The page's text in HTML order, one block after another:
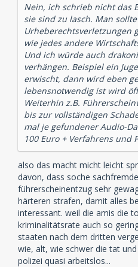
Nein, ich schrieb nicht das
sie sind zu lasch. Man sollte
Urheberechtsverletzungen
wie jedes andere
Und ich würde auch
verhängen. Beispiel ein
erwischt, dann wird eben
lebensnotwendig ist wird
Weiterhin z.B.
bis zur vollständigen
mal je gefundener Audio-
100 Euro + Verfahrens und
also das macht micht leicht
davon, dass soche
führerscheinentzug sehr
härteren strafen, damit alles
interessant. weil die amis die
kriminalitätsrate auch so
staaten nach dem dritten
wie, alt, wie schwer die tat
polizei quasi arbeitslos...